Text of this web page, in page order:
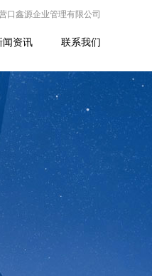
口鑫源企业管理有限公司
闻资讯 联系我们